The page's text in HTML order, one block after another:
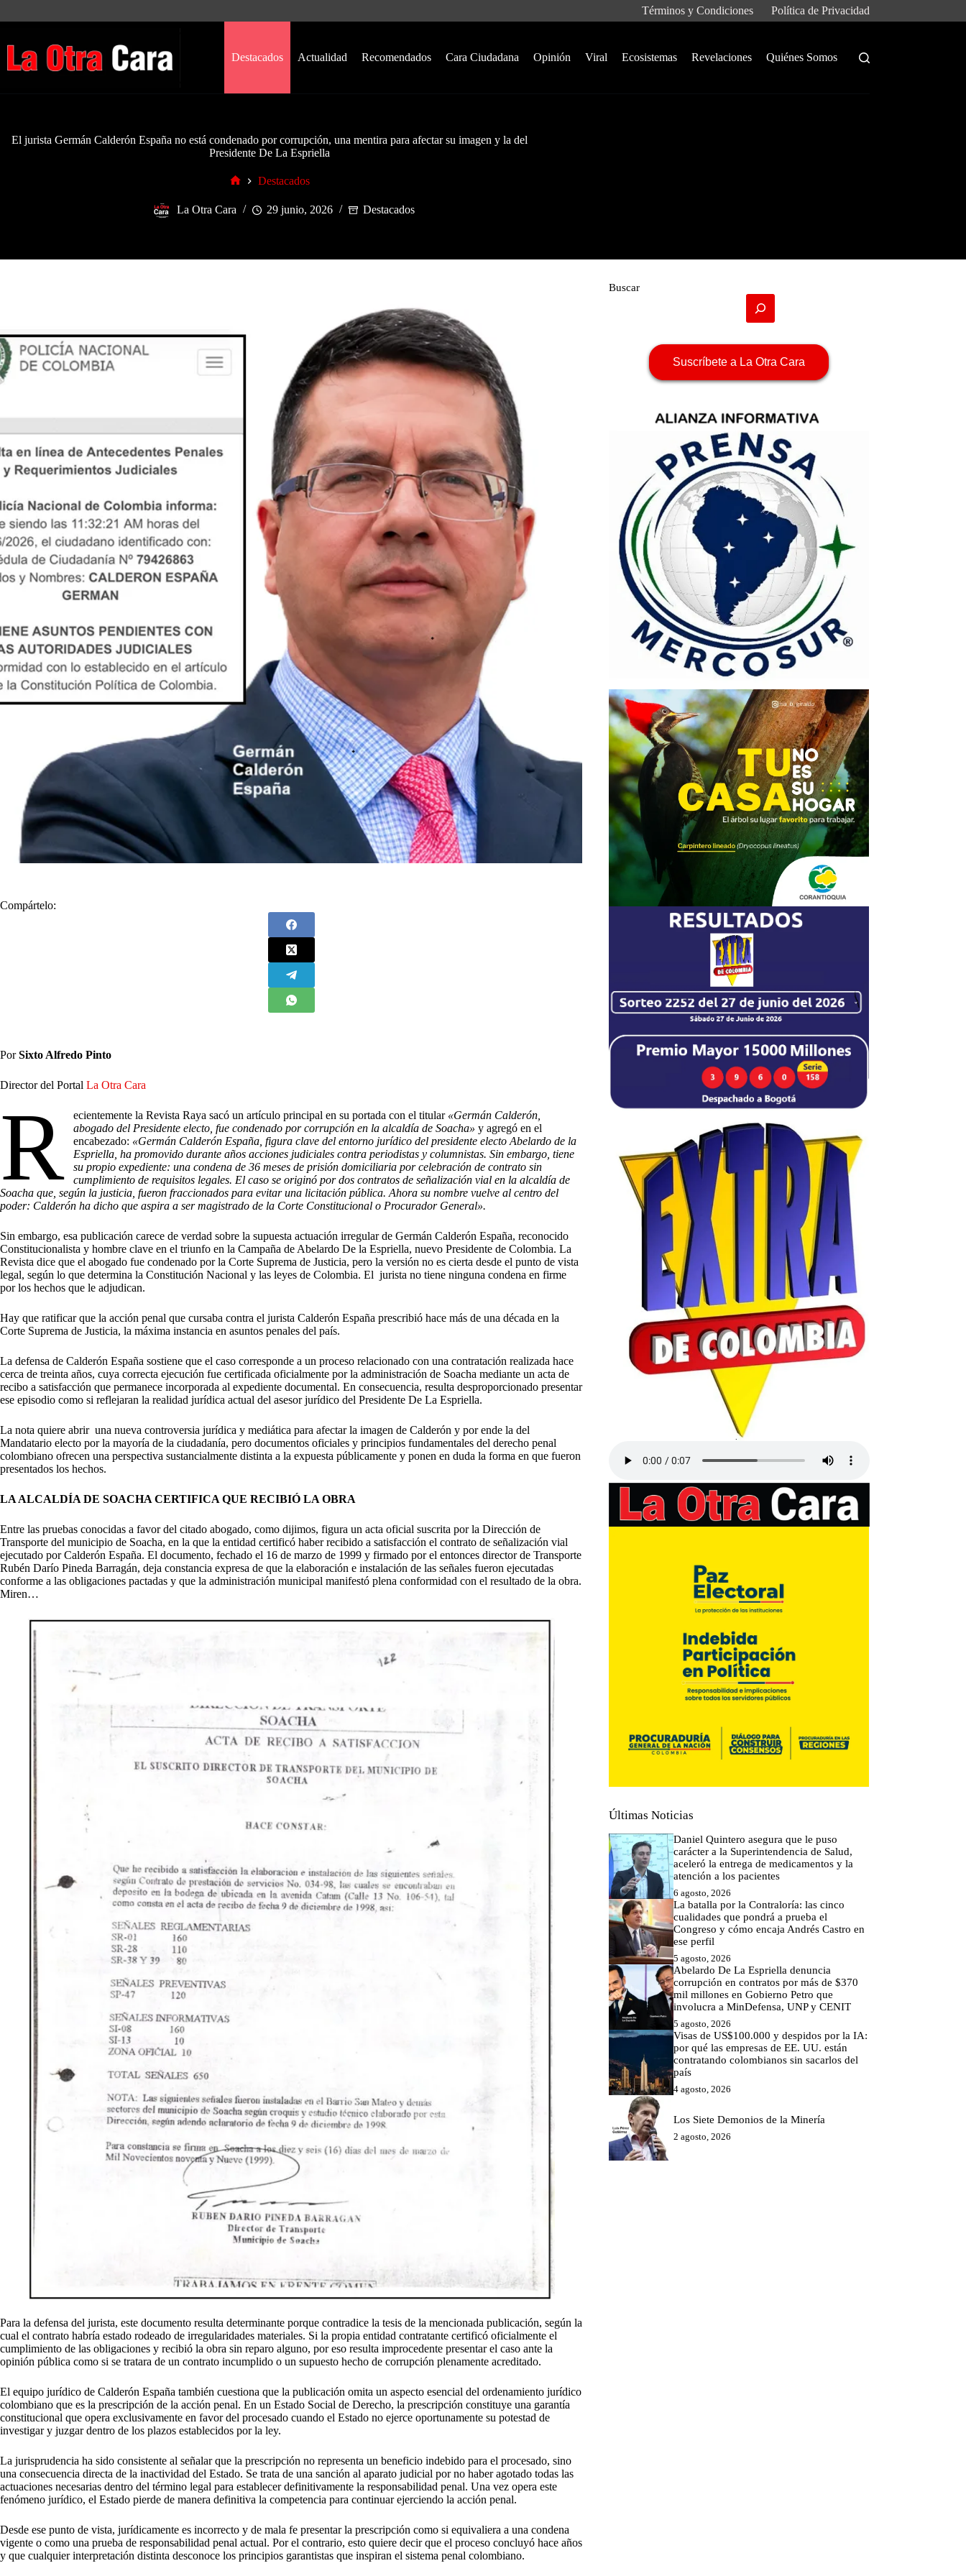
Términos y Condiciones Política de Privacidad
Destacados Actualidad Recomendados Cara Ciudadana Opinión Viral Ecosistemas Revelaciones Quiénes Somos
El jurista Germán Calderón España no está condenado por corrupción, una mentira para afectar su imagen y la del
Presidente De La Espriella
Destacados
La Otra Cara 29 junio, 2026 Destacados
Compártelo:
PorSixto Alfredo Pinto
Director del Portal La Otra Cara
R ecientemente la Revista Raya sacó un artículo principal en su portada con el titular«Germán Calderón,
abogado del Presidente electo, fue condenado por corrupción en la alcaldía de Soacha» y agregó en el
encabezado: «Germán Calderón España, figura clave del entorno jurídico del presidente electo Abelardo de la
Espriella, ha promovido durante años acciones judiciales contra periodistas y columnistas. Sin embargo, tiene
su propio expediente: una condena de 36 meses de prisión domiciliaria por celebración de contrato sin
cumplimiento de requisitos legales. El caso se originó por dos contratos de señalización vial en la alcaldía de
Soacha que, según la justicia, fueron fraccionados para evitar una licitación pública. Ahora su nombre vuelve al centro del
poder: Calderón ha dicho que aspira a ser magistrado de la Corte Constitucional o Procurador General».
Sin embargo, esa publicación carece de verdad sobre la supuesta actuación irregular de Germán Calderón España, reconocido
Constitucionalista y hombre clave en el triunfo en la Campaña de Abelardo De la Espriella, nuevo Presidente de Colombia. La
Revista dice que el abogado fue condenado por la Corte Suprema de Justicia, pero la versión no es cierta desde el punto de vista
legal, según lo que determina la Constitución Nacional y las leyes de Colombia. El jurista no tiene ninguna condena en firme
por los hechos que le adjudican.
Hay que ratificar que la acción penal que cursaba contra el jurista Calderón España prescribió hace más de una década en la
Corte Suprema de Justicia, la máxima instancia en asuntos penales del país.
La defensa de Calderón España sostiene que el caso corresponde a un proceso relacionado con una contratación realizada hace
cerca de treinta años, cuya correcta ejecución fue certificada oficialmente por la administración de Soacha mediante un acta de
recibo a satisfacción que permanece incorporada al expediente documental. En consecuencia, resulta desproporcionado presentar
ese episodio como si reflejaran la realidad jurídica actual del asesor jurídico del Presidente De La Espriella.
La nota quiere abrir una nueva controversia jurídica y mediática para afectar la imagen de Calderón y por ende la del
Mandatario electo por la mayoría de la ciudadanía, pero documentos oficiales y principios fundamentales del derecho penal
colombiano ofrecen una perspectiva sustancialmente distinta a la expuesta públicamente y ponen en duda la forma en que fueron
presentados los hechos.
LA ALCALDÍA DE SOACHA CERTIFICA QUE RECIBIÓ LA OBRA
Entre las pruebas conocidas a favor del citado abogado, como dijimos, figura un acta oficial suscrita por la Dirección de
Transporte del municipio de Soacha, en la que la entidad certificó haber recibido a satisfacción el contrato de señalización vial
ejecutado por Calderón España. El documento, fechado el 16 de marzo de 1999 y firmado por el entonces director de Transporte
Rubén Darío Pineda Barragán, deja constancia expresa de que la elaboración e instalación de las señales fueron ejecutadas
conforme a las obligaciones pactadas y que la administración municipal manifestó plena conformidad con el resultado de la obra.
Miren…
Para la defensa del jurista, este documento resulta determinante porque contradice la tesis de la mencionada publicación, según la
cual el contrato habría estado rodeado de irregularidades materiales. Si la propia entidad contratante certificó oficialmente el
cumplimiento de las obligaciones y recibió la obra sin reparo alguno, por eso resulta improcedente presentar el caso ante la
opinión pública como si se tratara de un contrato incumplido o un supuesto hecho de corrupción plenamente acreditado.
El equipo jurídico de Calderón España también cuestiona que la publicación omita un aspecto esencial del ordenamiento jurídico
colombiano que es la prescripción de la acción penal. En un Estado Social de Derecho, la prescripción constituye una garantía
constitucional que opera exclusivamente en favor del procesado cuando el Estado no ejerce oportunamente su potestad de
investigar y juzgar dentro de los plazos establecidos por la ley.
La jurisprudencia ha sido consistente al señalar que la prescripción no representa un beneficio indebido para el procesado, sino
una consecuencia directa de la inactividad del Estado. Se trata de una sanción al aparato judicial por no haber agotado todas las
actuaciones necesarias dentro del término legal para establecer definitivamente la responsabilidad penal. Una vez opera este
fenómeno jurídico, el Estado pierde de manera definitiva la competencia para continuar ejerciendo la acción penal.
Desde ese punto de vista, jurídicamente es incorrecto y de mala fe presentar la prescripción como si equivaliera a una condena
vigente o como una prueba de responsabilidad penal actual. Por el contrario, esto quiere decir que el proceso concluyó hace años
y que cualquier interpretación distinta desconoce los principios garantistas que inspiran el sistema penal colombiano.
Buscar
Suscríbete a La Otra Cara
Últimas Noticias
Daniel Quintero asegura que le puso
carácter a la Superintendencia de Salud,
aceleró la entrega de medicamentos y la
atención a los pacientes
6 agosto, 2026
La batalla por la Contraloría: las cinco
cualidades que pondrá a prueba el
Congreso y cómo encaja Andrés Castro en
ese perfil
5 agosto, 2026
Abelardo De La Espriella denuncia
corrupción en contratos por más de $370
mil millones en Gobierno Petro que
involucra a MinDefensa, UNP y CENIT
5 agosto, 2026
Visas de US$100.000 y despidos por la IA:
por qué las empresas de EE. UU. están
contratando colombianos sin sacarlos del
país
4 agosto, 2026
Los Siete Demonios de la Minería
2 agosto, 2026